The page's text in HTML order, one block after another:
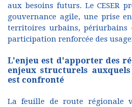
aux besoins futurs. Le CESER
gouvernance agile, une prise
territoires urbains, périurbains
participation renforcée des
L'enjeu est d'apporter des
enjeux structurels
est confronté
La feuille de route régionale